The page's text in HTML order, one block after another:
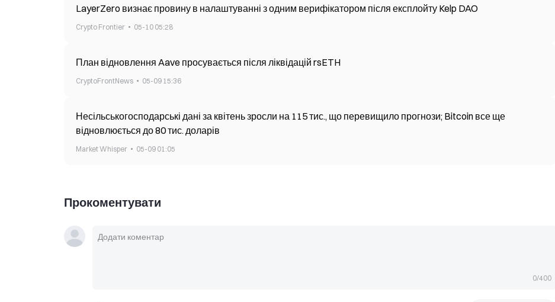
LayerZero визнає провину в налаштуванні з одним верифікатором після експлойту Kelp DAO
Crypto Frontier 05-10 05:28
План відновлення Aave просувається після ліквідацій rsETH
CryptoFrontNews 05-09 15:36
Несільськогосподарські дані за квітень зросли на 115 тис., що перевищило прогнози; Bitcoin все ще
відновлюється до 80 тис. доларів
Market Whisper 05-09 01:05
Прокоментувати
0/400